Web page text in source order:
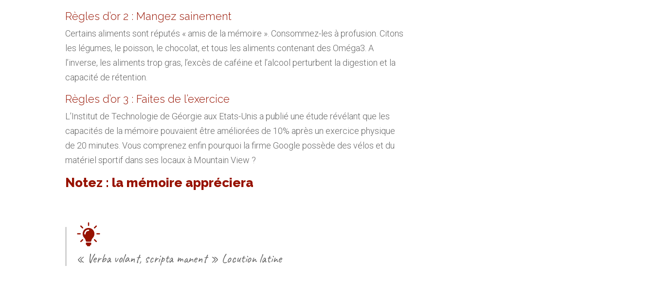
Règles d’or 2 : Mangez sainement
Certains aliments sont réputés « amis de la mémoire ». Consommez-les à profusion. Citons
les légumes, le poisson, le chocolat, et tous les aliments contenant des Oméga3. A
l’inverse, les aliments trop gras, l’excès de caféine et l’alcool perturbent la digestion et la
capacité de rétention.
Règles d’or 3 : Faites de l’exercice
L’Institut de Technologie de Géorgie aux Etats-Unis a publié une étude révélant que les
capacités de la mémoire pouvaient être améliorées de 10% après un exercice physique
de 20 minutes. Vous comprenez enfin pourquoi la firme Google possède des vélos et du
matériel sportif dans ses locaux à Mountain View ?
Notez : la mémoire appréciera
« Verba volant, scripta manent » Locution latine